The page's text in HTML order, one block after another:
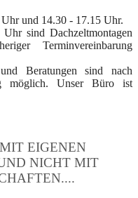
und 14.30 - 17.15 Uhr.
sind Dachzeltmontagen
Terminvereinbarung
und Beratungen sind nach
möglich. Unser Büro ist
EIGENEN
NICHT MIT